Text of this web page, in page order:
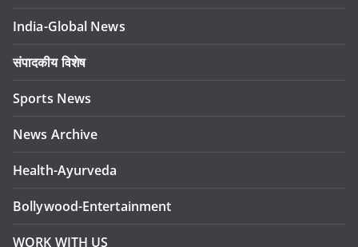
India-Global News
संपादकीय विशेष
Sports News
News Archive
Health-Ayurveda
Bollywood-Entertainment
WORK WITH US